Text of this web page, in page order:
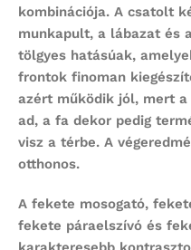
kombinációja. A csatolt
munkapult, a lábazat és
tölgyes hatásúak,
frontok finoman
azért működik jól, mert
ad, a fa dekor pedig
visz a térbe. A
otthonos.
A fekete mosogató,
fekete páraelszívó és